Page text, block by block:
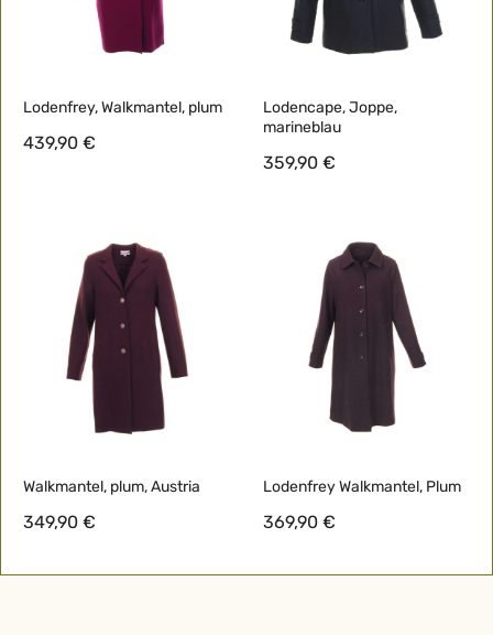
Lodenfrey, Walkmantel, plum
439,90 €
Lodencape, Joppe,
marineblau
359,90 €
Walkmantel, plum, Austria
349,90 €
Lodenfrey Walkmantel, Plum
369,90 €